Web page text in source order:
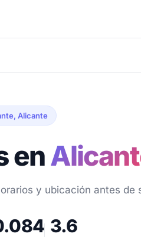
Alicante
en
y ubicación antes de
3.6